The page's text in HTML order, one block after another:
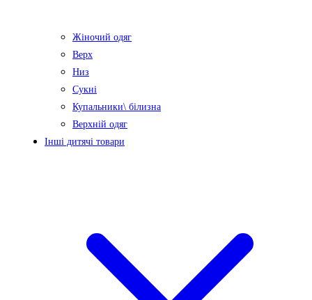
Жіночий одяг
Верх
Низ
Сукні
Купальники\ білизна
Верхній одяг
Інші дитячі товари